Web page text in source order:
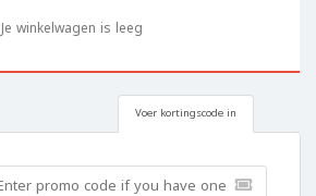
Je winkelwagen is leeg
Voer kortingscode in